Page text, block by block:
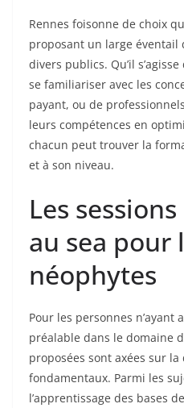
Rennes foisonne de choix
proposant un large éventail
divers publics. Qu’il
se familiariser avec les
payant, ou de
leurs compétences en
chacun peut trouver la
et à son niveau.
Les
au sea pour
néophytes
Pour les personnes n’ayant
préalable dans le domaine
proposées sont axées sur la
fondamentaux. Parmi les
l’apprentissage des bases